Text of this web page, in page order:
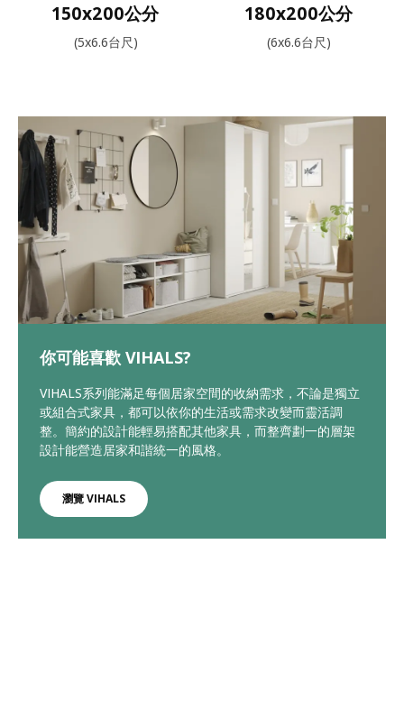
150x200公分
(5x6.6台尺)
180x200公分
(6x6.6台尺)
你可能喜歡 VIHALS?
VIHALS系列能滿足每個居家空間的收納需求，不論是獨立
或組合式家具，都可以依你的生活或需求改變而靈活調
整。簡約的設計能輕易搭配其他家具，而整齊劃一的層架
設計能營造居家和諧統一的風格。
瀏覽 VIHALS